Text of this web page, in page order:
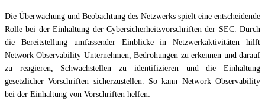
Die Überwachung und Beobachtung des Netzwerks spielt eine entscheidende
Rolle bei der Einhaltung der Cybersicherheitsvorschriften der SEC. Durch
die Bereitstellung umfassender Einblicke in Netzwerkaktivitäten hilft
Network Observability Unternehmen, Bedrohungen zu erkennen und darauf
zu reagieren, Schwachstellen zu identifizieren und die Einhaltung
gesetzlicher Vorschriften sicherzustellen. So kann Network Observability
bei der Einhaltung von Vorschriften helfen: